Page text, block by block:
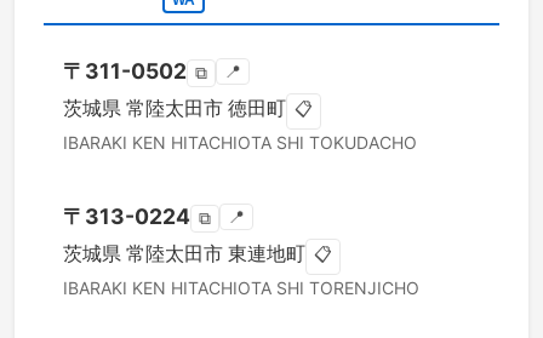
〒 311-0502 ⧉ 📍
茨城県 常陸太田市 徳田町 📋
IBARAKI KEN HITACHIOTA SHI TOKUDACHO
〒 313-0224 ⧉ 📍
茨城県 常陸太田市 東連地町 📋
IBARAKI KEN HITACHIOTA SHI TORENJICHO